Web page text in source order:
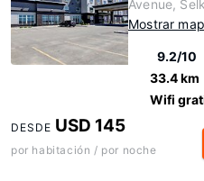
Avenue,
Mostrar
9.2/10
33.4 km
Wifi
DESDE USD 145
por habitación / por noche